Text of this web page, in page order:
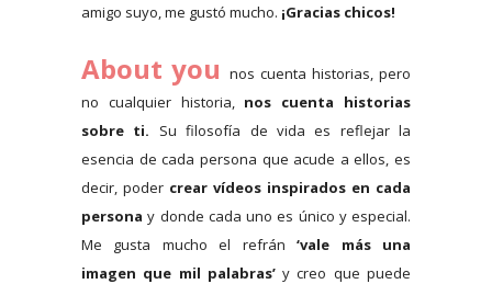
amigo suyo, me gustó mucho. ¡Gracias chicos!
About you nos cuenta historias, pero
no cualquier historia, nos cuenta historias
sobre ti. Su filosofía de vida es reflejar la
esencia de cada persona que acude a ellos, es
decir, poder crear vídeos inspirados en cada
persona y donde cada uno es único y especial.
Me gusta mucho el refrán‘vale más una
imagen que mil palabras’y creo que puede